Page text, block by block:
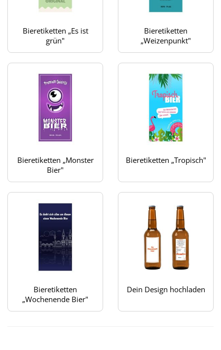
Bieretiketten „Es ist
grün"
Bieretiketten
„Weizenpunkt"
Bieretiketten „Monster
Bier"
Bieretiketten „Tropisch"
Bieretiketten
„Wochenende Bier"
Dein Design hochladen